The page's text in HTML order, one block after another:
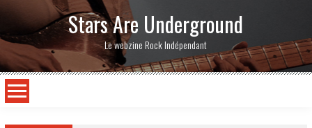
Stars Are Underground
Le webzine Rock Indépendant